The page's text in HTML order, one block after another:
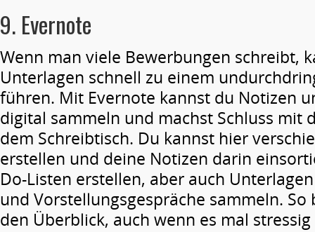
9. Evernote
Wenn man viele Bewerbungen schreibt,
Unterlagen schnell zu einem
führen. Mit Evernote kannst du Notizen
digital sammeln und machst Schluss mit
dem Schreibtisch. Du kannst hier
erstellen und deine Notizen darin
Do-Listen erstellen, aber auch
und Vorstellungsgespräche sammeln.
den Überblick, auch wenn es mal